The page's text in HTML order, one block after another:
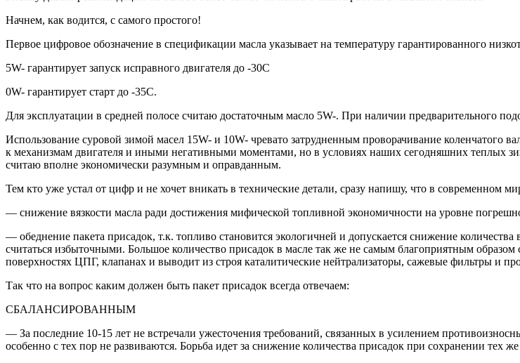
Начнем, как водится, с самого простого!
Первое цифровое обозначение в спецификации масла указывает на температуру гарантированного
5W- гарантирует запуск исправного двигателя до -30С
0W- гарантирует старт до -35С.
Для эксплуатации в средней полосе считаю достаточным масло 5W-. При наличии предварительного
Использование суровой зимой масел 15W- и 10W- чревато затрудненным проворачивание коленчатого
к механизмам двигателя и иными негативными моментами, но в условиях наших сегодняшних теплых
считаю вполне экономически разумным и оправданным.
Тем кто уже устал от цифр и не хочет вникать в технические детали, сразу напишу, что в современном
— снижение вязкости масла ради достижения мифической топливной экономичности на уровне
— обеднение пакета присадок, т.к. топливо становится экологичней и допускается снижение
считаться избыточными. Большое количество присадок в масле так же не самым благоприятным образом
поверхностях ЦПГ, клапанах и выводит из строя каталитические нейтрализаторы, сажевые фильтры и
Так что на вопрос каким должен быть пакет присадок всегда отвечаем:
СБАЛАНСИРОВАННЫМ
— За последние 10-15 лет не встречали ужесточения требований, связанных в усилением
особенно с тех пор не развиваются. Борьба идет за снижение количества присадок при сохранении тех